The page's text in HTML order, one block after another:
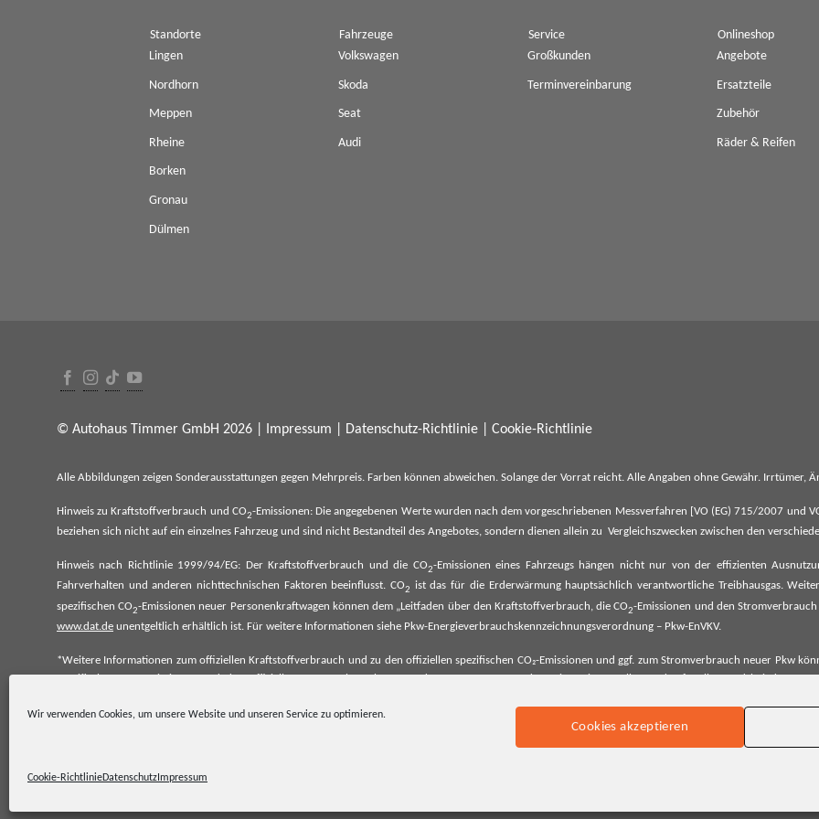
Wir verwenden Cookies, um unsere Website und unseren Service zu optimieren.
Cookies akzeptieren
Cookie-RichtlinieDatenschutzImpressum
Standorte
Lingen
Nordhorn
Meppen
Rheine
Borken
Gronau
Dülmen
Fahrzeuge
Volkswagen
Skoda
Seat
Audi
Service
Großkunden
Terminvereinbarung
Onlineshop
Angebote
Ersatzteile
Zubehör
Räder & Reifen
© Autohaus Timmer GmbH 2026 | Impressum Datenschutz-Richtlinie Cookie-Richtlinie
Alle Abbildungen zeigen Sonderausstattungen gegen Mehrpreis. Farben können abweichen. Solange der Vorrat reicht. Alle Angaben ohne Gewähr. Irrtümer,
Hinweis zu Kraftstoffverbrauch und CO2-Emissionen: Die angegebenen Werte wurden nach dem vorgeschriebenen Messverfahren [VO (EG) 715/2007 und
beziehen sich nicht auf ein einzelnes Fahrzeug und sind nicht Bestandteil des Angebotes, sondern dienen allein zu Vergleichszwecken zwischen den
Hinweis nach Richtlinie 1999/94/EG: Der Kraftstoffverbrauch und die CO2-Emissionen eines Fahrzeugs hängen nicht nur von der effizienten
Fahrverhalten und anderen nichttechnischen Faktoren beeinflusst. CO2
ist das für die Erderwärmung hauptsächlich verantwortliche Treibhausgas.
spezifischen CO2-Emissionen neuer Personenkraftwagen können dem „Leitfaden über den Kraftstoffverbrauch, die CO2-Emissionen und den
www.dat.de unentgeltlich erhältlich ist. Für weitere Informationen siehe Pkw-Energieverbrauchskennzeichnungsverordnung – Pkw-EnVKV.
*Weitere Informationen zum offiziellen Kraftstoffverbrauch und zu den offiziellen spezifischen CO₂-Emissionen und ggf. zum Stromverbrauch neuer Pkw
spezifischen CO₂-Emissionen und den offiziellen Stromverbrauch neuer Pkw entnommen werden. Dieser ist an allen Verkaufsstellen und bei der